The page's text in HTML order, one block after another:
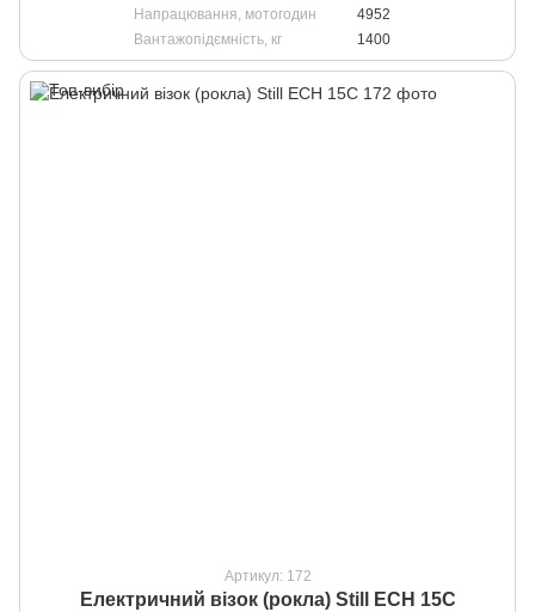
Напрацювання, мотогодин
4952
Вантажопідємність, кг
1400
Артикул: 172
Електричний візок (рокла) Still ECH 15C